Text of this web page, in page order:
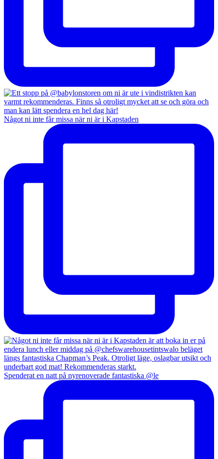
Något ni inte får missa när ni är i Kapstaden
Spenderat en natt på nyrenoverade fantastiska @le